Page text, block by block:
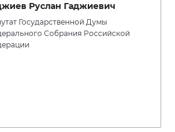
Руслан Гаджиевич
Государственной Думы
Собрания Российской